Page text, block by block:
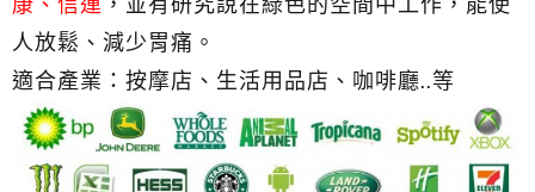
人放鬆、減少胃痛。
適合產業：按摩店、生活用品店、咖啡廳..等